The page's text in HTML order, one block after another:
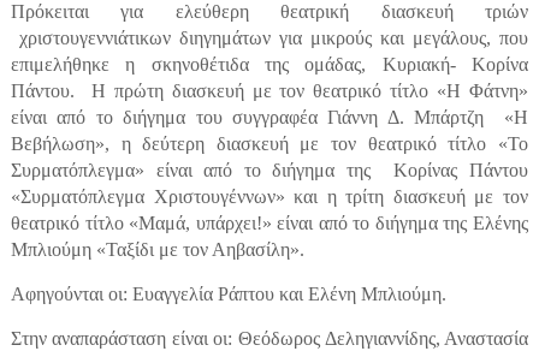
Πρόκειται για ελεύθερη θεατρική διασκευή τριών
χριστουγεννιάτικων διηγημάτων για μικρούς και μεγάλους, που
επιμελήθηκε η σκηνοθέτιδα της ομάδας, Κυριακή- Κορίνα
Πάντου.
Η πρώτη διασκευή με τον θεατρικό τίτλο «Η Φάτνη»
είναι από το διήγημα του συγγραφέα Γιάννη Δ. Μπάρτζη
«Η
Βεβήλωση», η δεύτερη διασκευή με τον θεατρικό τίτλο «Το
Συρματόπλεγμα» είναι από το διήγημα της
Κορίνας Πάντου
«Συρματόπλεγμα Χριστουγέννων» και η τρίτη διασκευή με τον
θεατρικό τίτλο «Μαμά, υπάρχει!» είναι από το διήγημα της Ελένης
Μπλιούμη «Ταξίδι με τον Αηβασίλη».
Αφηγούνται οι: Ευαγγελία Ράπτου και Ελένη Μπλιούμη.
Στην αναπαράσταση είναι οι: Θεόδωρος Δεληγιαννίδης, Αναστασία